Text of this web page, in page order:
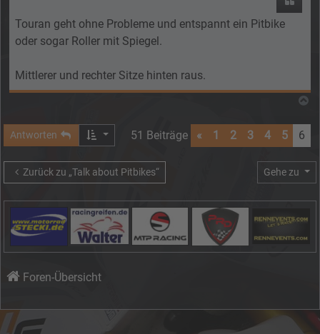
Touran geht ohne Probleme und entspannt ein Pitbike
oder sogar Roller mit Spiegel.
Mittlerer und rechter Sitze hinten raus.
Antworten 51 Beiträge « 1 2 3 4 5 6
Zurück zu „Talk about Pitbikes“ Gehe zu
Foren-Übersicht